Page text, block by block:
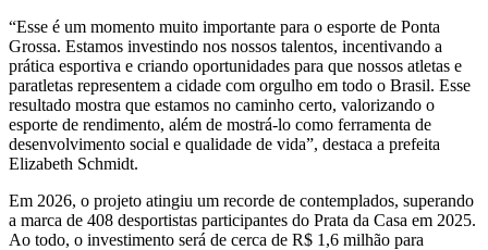
“Esse é um momento muito importante para o esporte de Ponta
Grossa. Estamos investindo nos nossos talentos, incentivando a
prática esportiva e criando oportunidades para que nossos atletas e
paratletas representem a cidade com orgulho em todo o Brasil. Esse
resultado mostra que estamos no caminho certo, valorizando o
esporte de rendimento, além de mostrá-lo como ferramenta de
desenvolvimento social e qualidade de vida”, destaca a prefeita
Elizabeth Schmidt.
Em 2026, o projeto atingiu um recorde de contemplados, superando
a marca de 408 desportistas participantes do Prata da Casa em 2025.
Ao todo, o investimento será de cerca de R$ 1,6 milhão para